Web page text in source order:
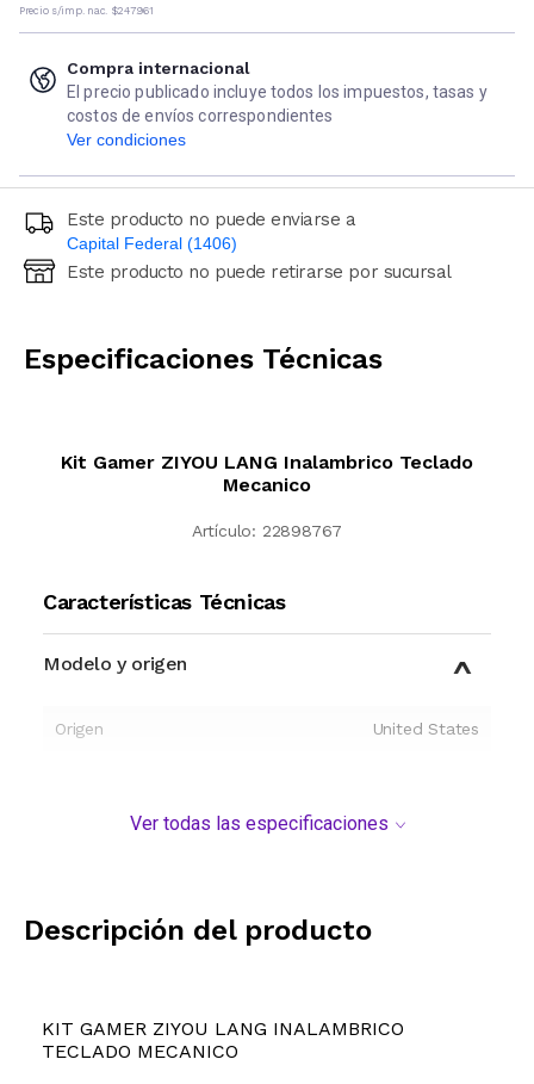
Precio s/imp. nac. $247.961
Compra internacional
El precio publicado incluye todos los impuestos, tasas y
costos de envíos correspondientes
Ver condiciones
Este producto no puede enviarse a
Capital Federal (1406)
Ingresá código postal (sólo números)
Este producto no puede retirarse por sucursal
Especificaciones Técnicas
Kit Gamer ZIYOU LANG Inalambrico Teclado
Mecanico
Artículo: 22898767
Características Técnicas
Modelo y origen
Origen United States
Ver todas las especificaciones
Descripción del producto
KIT GAMER ZIYOU LANG INALAMBRICO
TECLADO MECANICO